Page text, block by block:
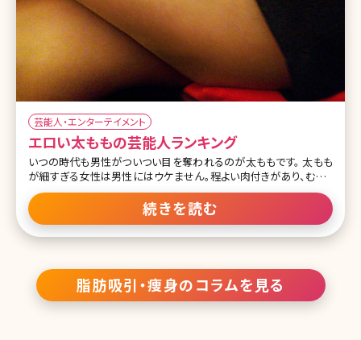
芸能人・エンターテイメント
エロい太ももの芸能人ランキング
いつの時代も男性がついつい目を奪われるのが太ももです。 太もも
が細すぎる女性は男性にはウケません。程よい肉付きがあり、むっち
りしているセクシーな太ももは男性から見て「エロい」と感じさせま
す。 男性が思わず見惚れてしまうようなエロく、セクシーな太ももの
女性芸能人を1位から10位までご紹介します。 1位 有村架純 この投
稿をInstagramで見る kasumi arimura 有村架純
まちゃん』や『ビリギャル』です。『あまちゃん』では小泉今日子さん演じ
る天野春子の少女時代を有村さんが演じ一気にブレイク。『ビリギャ
ル』では
続きを読む
脂肪吸引・痩身のコラムを見る